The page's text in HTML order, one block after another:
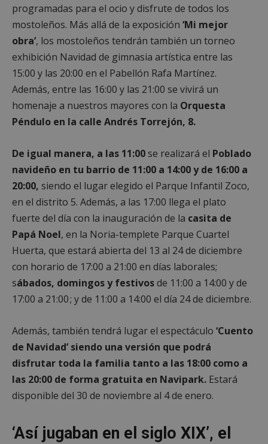
programadas para el ocio y disfrute de todos los
mostoleños. Más allá de la exposición ‘Mi mejor
obra’, los mostoleños tendrán también un torneo
exhibición Navidad de gimnasia artística entre las
15:00 y las 20:00 en el Pabellón Rafa Martínez.
Además, entre las 16:00 y las 21:00 se vivirá un
homenaje a nuestros mayores con la Orquesta
Péndulo en la calle Andrés Torrejón, 8.
De igual manera, a las 11:00se realizará el Poblado
navideño en tu barrio de 11:00 a 14:00 y de 16:00 a
20:00, siendo el lugar elegido el Parque Infantil Zoco,
en el distrito 5. Además, a las 17:00 llega el plato
fuerte del día con la inauguración de la casita de
Papá Noel, en la Noria-templete Parque Cuartel
Huerta, que estará abierta del 13 al 24 de diciembre
con horario de 17:00 a 21:00 en días laborales;
sábados, domingos y festivosde 11:00 a 14:00 y de
17:00 a 21:00 ; y de 11:00 a 14:00 el día 24 de diciembre.
Además, también tendrá lugar el espectáculo ‘Cuento
de Navidad’ siendo una versión que podrá
disfrutar toda la familia tanto a las 18:00 como a
las 20:00 de forma gratuita en Navipark. Estará
disponible del 30 de noviembre al 4 de enero.
‘Así jugaban en el siglo XIX’, el